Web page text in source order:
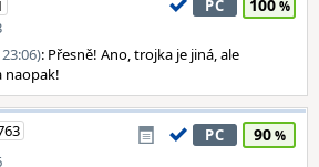
PC 100
: Přesně! Ano, trojka je jiná, ale
naopak!
PC 90